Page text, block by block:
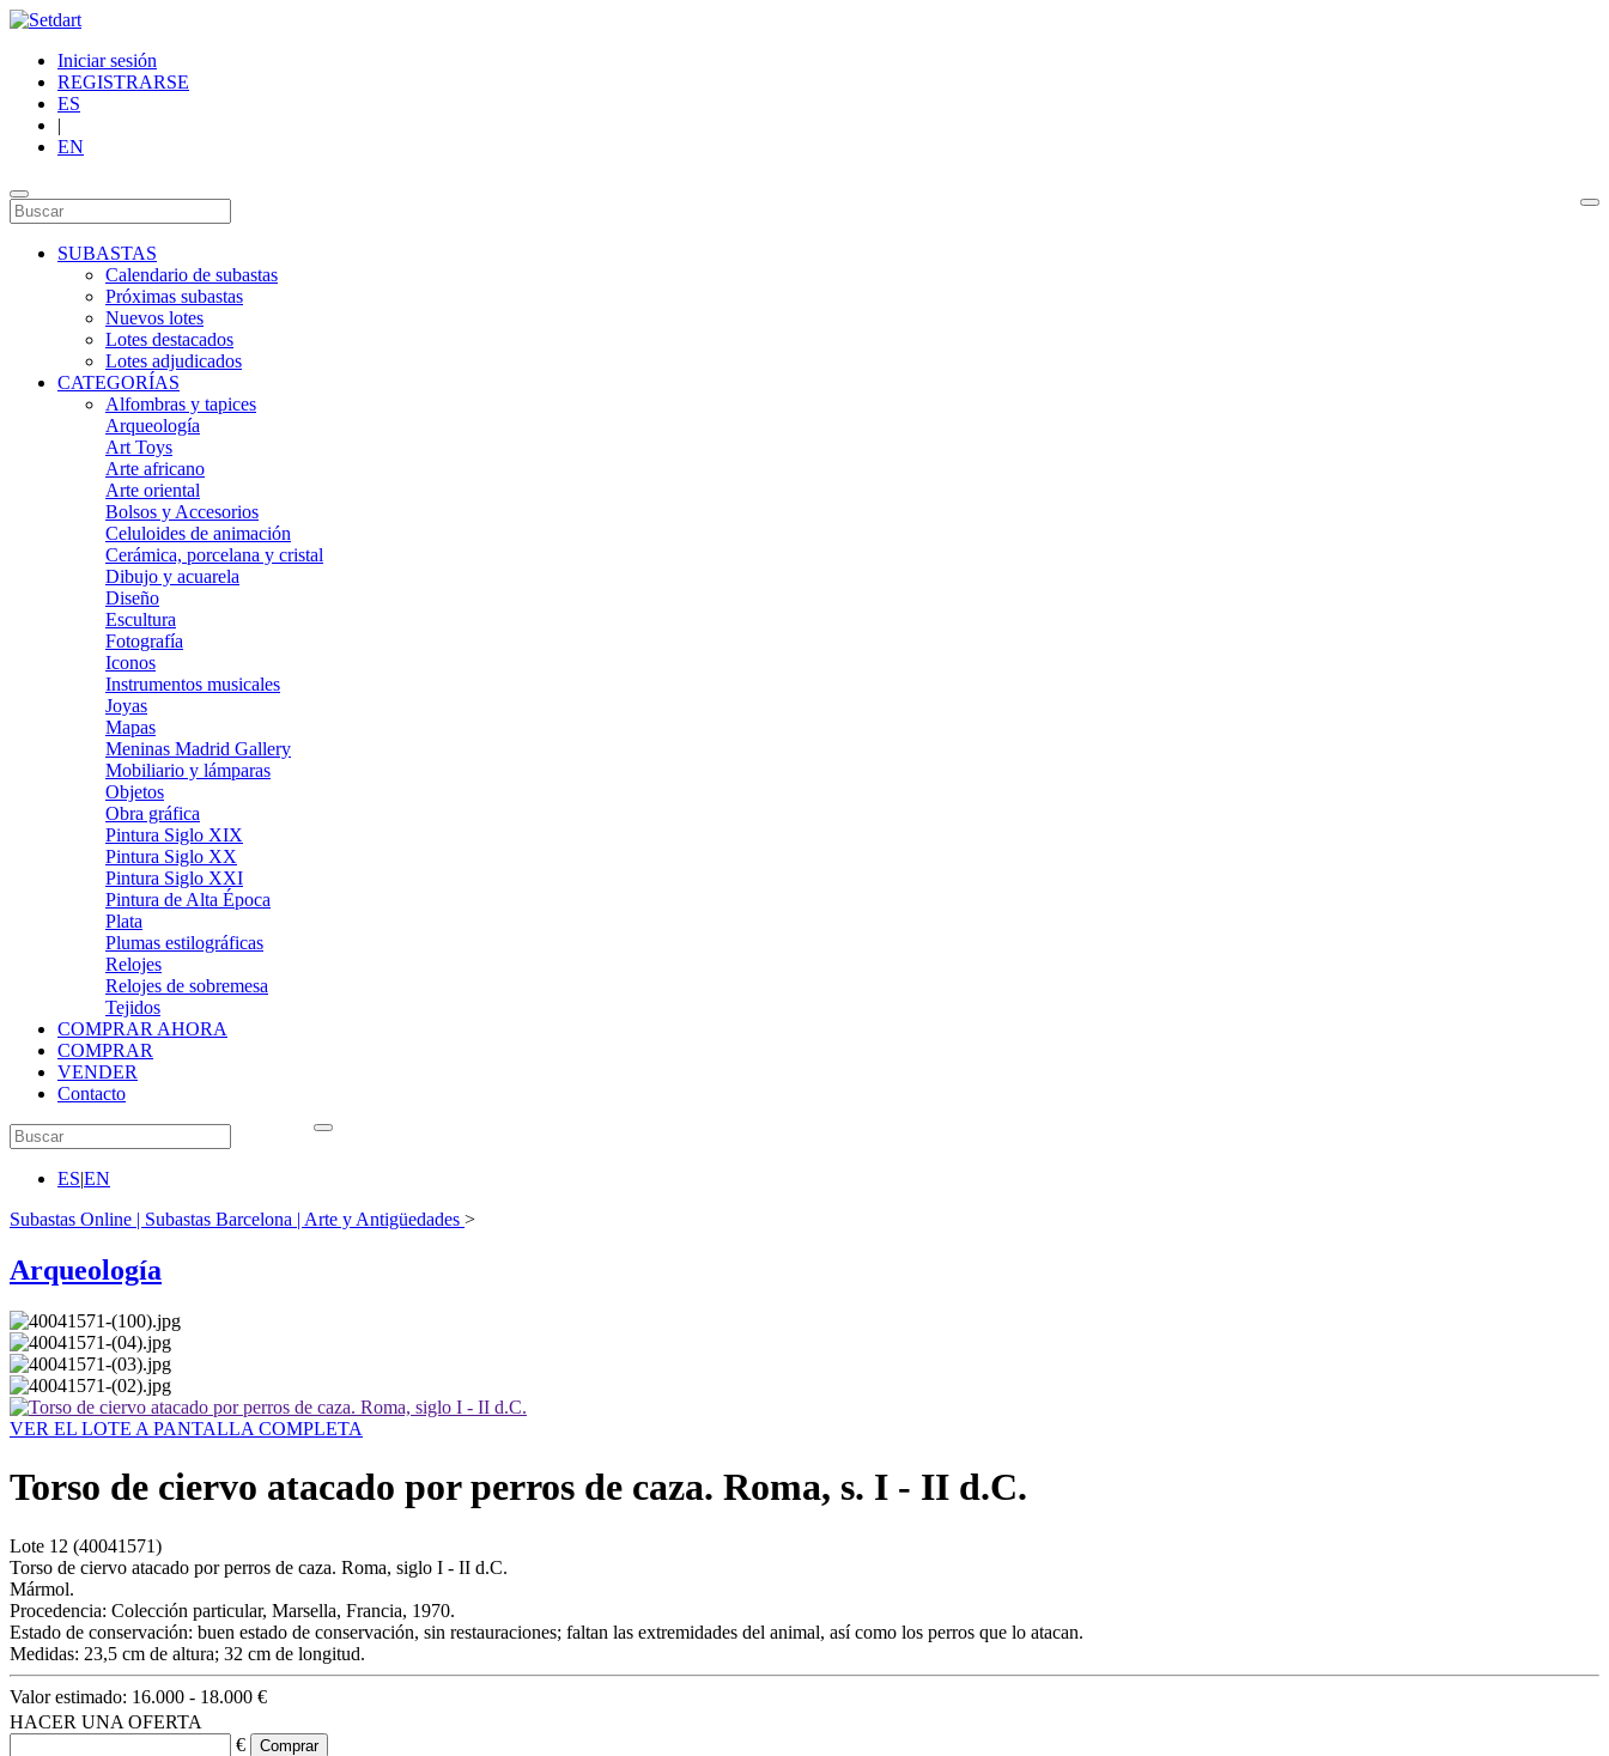
Iniciar sesión
REGISTRARSE
ES
|
EN
SUBASTAS
Calendario de subastas
Próximas subastas
Nuevos lotes
Lotes destacados
Lotes adjudicados
CATEGORÍAS
Alfombras y tapices
Arqueología
Art Toys
Arte africano
Arte oriental
Bolsos y Accesorios
Celuloides de animación
Cerámica, porcelana y cristal
Dibujo y acuarela
Diseño
Escultura
Fotografía
Iconos
Instrumentos musicales
Joyas
Mapas
Meninas Madrid Gallery
Mobiliario y lámparas
Objetos
Obra gráfica
Pintura Siglo XIX
Pintura Siglo XX
Pintura Siglo XXI
Pintura de Alta Época
Plata
Plumas estilográficas
Relojes
Relojes de sobremesa
Tejidos
COMPRAR AHORA
COMPRAR
VENDER
Contacto
ES|EN
Subastas Online | Subastas Barcelona | Arte y Antigüedades >
Arqueología
VER EL LOTE A PANTALLA COMPLETA
Torso de ciervo atacado por perros de caza. Roma, s. I - II d.C.
Lote 12 (40041571)
Torso de ciervo atacado por perros de caza. Roma, siglo I - II d.C.
Mármol.
Procedencia: Colección particular, Marsella, Francia, 1970.
Estado de conservación: buen estado de conservación, sin restauraciones; faltan las extremidades del animal, así como los perros que lo atacan.
Medidas: 23,5 cm de altura; 32 cm de longitud.
Valor estimado: 16.000 - 18.000 €
HACER UNA OFERTA
€